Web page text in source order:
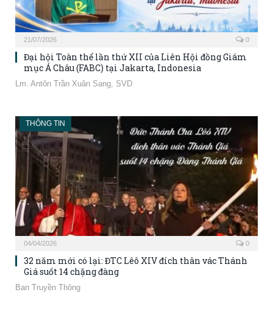
21/07/2026 0
Đại hội Toàn thể lần thứ XII của Liên Hội đồng Giám
mục Á Châu (FABC) tại Jakarta, Indonesia
Lm. Antôn Trần Xuân Sang, SVD
THÔNG TIN
04/04/2026 0
32 năm mới có lại: ĐTC Lêô XIV đích thân vác Thánh
Giá suốt 14 chặng đàng
Ban Truyền Thông